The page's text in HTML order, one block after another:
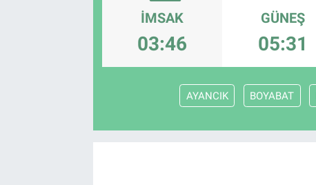
İMSAK
03:46
GÜNEŞ
05:31
AYANCIK BOYABAT